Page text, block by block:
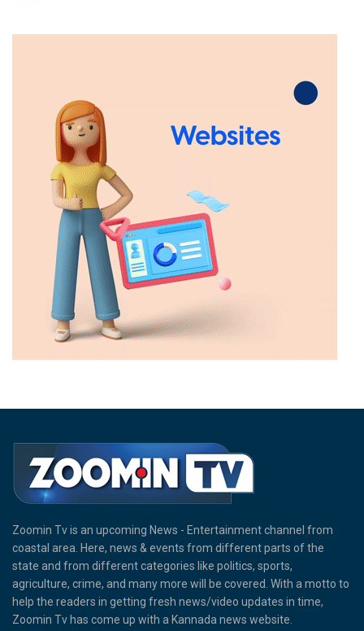
Zoomin Tv is an upcoming News - Entertainment channel from
coastal area. Here, news & events from different parts of the
state and from different categories like politics, sports,
agriculture, crime, and many more will be covered. With a motto to
help the readers in getting fresh news/video updates in time,
Zoomin Tv has come up with a Kannada news website.